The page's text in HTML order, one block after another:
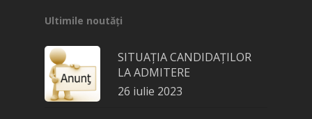
Ultimile noutăți
SITUAȚIA CANDIDAȚILOR
LA ADMITERE
26 iulie 2023